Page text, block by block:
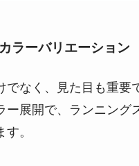
ラーバリエーション
でなく、見た目も重要
ー展開で、ランニング
。